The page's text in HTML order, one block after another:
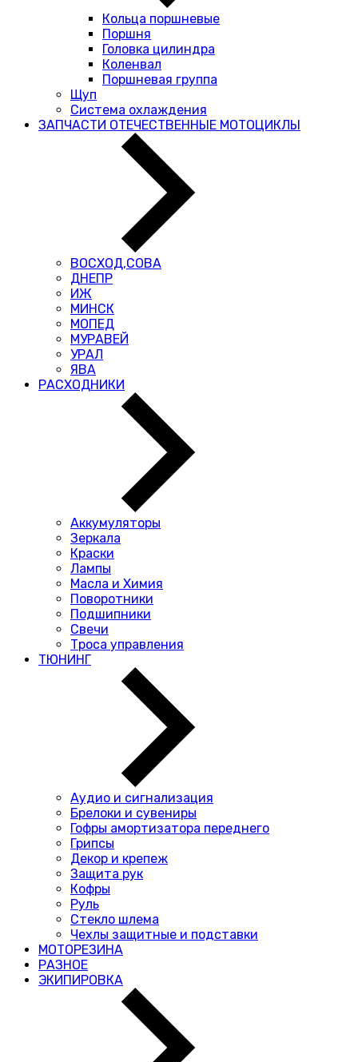
Кольца поршневые
Поршня
Головка цилиндра
Коленвал
Поршневая группа
Щуп
Система охлаждения
ЗАПЧАСТИ ОТЕЧЕСТВЕННЫЕ МОТОЦИКЛЫ
ВОСХОД,СОВА
ДНЕПР
ИЖ
МИНСК
МОПЕД
МУРАВЕЙ
УРАЛ
ЯВА
РАСХОДНИКИ
Аккумуляторы
Зеркала
Краски
Лампы
Масла и Химия
Поворотники
Подшипники
Свечи
Троса управления
ТЮНИНГ
Аудио и сигнализация
Брелоки и сувениры
Гофры амортизатора переднего
Грипсы
Декор и крепеж
Защита рук
Кофры
Руль
Стекло шлема
Чехлы защитные и подставки
МОТОРЕЗИНА
РАЗНОЕ
ЭКИПИРОВКА